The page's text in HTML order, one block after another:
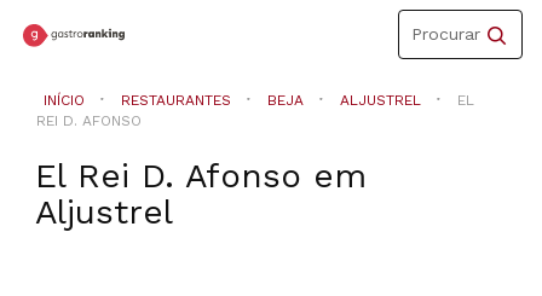
Toggle
navigation
Procurar
INÍCIO RESTAURANTES BEJA ALJUSTREL
EL
REI D. AFONSO
El Rei D. Afonso em
Aljustrel